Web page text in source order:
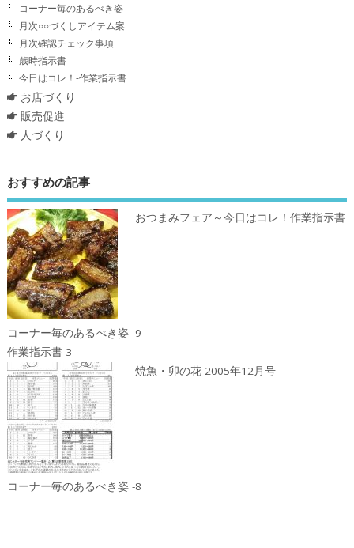
コーナー毎のあるべき姿
月次○○づくしアイテム案
月次確認チェック事項
歳時指示書
今日はコレ！-作業指示書
お店づくり
販売促進
人づくり
おすすめの記事
おつまみフェア～今日はコレ！作業指示書
コーナー毎のあるべき姿 -9
作業指示書-3
焼魚・卯の花 2005年12月号
コーナー毎のあるべき姿 -8